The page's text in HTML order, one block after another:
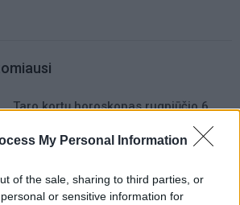
My Personal Information
of the sale, sharing to third parties, or
or sensitive information for
Taro kortų horoskopas rugpjūčio 6
Jaučiams – greiti sprendimai
Trijų Zodiako ženklų jau
artimiausiomis dienomis laukia